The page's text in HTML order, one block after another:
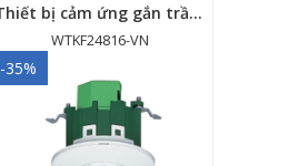
Thiết bị cảm ứng gắn trần (loại âm trần, cụm sensor chính) - WTKF24816-VN
WTKF24816-VN
-35%